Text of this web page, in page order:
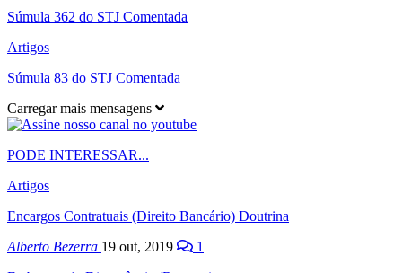
Súmula 362 do STJ Comentada
Artigos
Súmula 83 do STJ Comentada
Carregar mais mensagens
PODE INTERESSAR...
Artigos
Encargos Contratuais (Direito Bancário) Doutrina
Alberto Bezerra 19 out, 2019
1